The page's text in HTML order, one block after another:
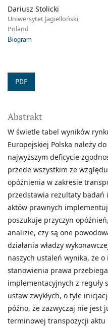
Dariusz Stolicki
Uniwersytet Jagielloński
Poland
Biogram
PDF
Abstrakt
W świetle tabel wyników
Europejskiej Polska należy
najwyższym deficycie
przede wszystkim ze
opóźnienia w zakresie
przedstawia rezultaty badań
aktów prawnych
poszukuje przyczyn
analizie, czy są one
działania władzy
naszych ustaleń wynika, że
stanowienia prawa
implementacyjnych z reguły
ustaw zwykłych, o tyle
późno, że zazwyczaj nie jest
terminowej transpozycji aktu